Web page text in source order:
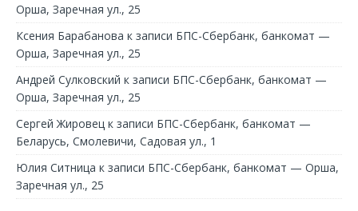
Орша, Заречная ул., 25
Ксения Барабанова к записи БПС-Сбербанк, банкомат —
Орша, Заречная ул., 25
Андрей Сулковский к записи БПС-Сбербанк, банкомат —
Орша, Заречная ул., 25
Сергей Жировец к записи БПС-Сбербанк, банкомат —
Беларусь, Смолевичи, Садовая ул., 1
Юлия Ситница к записи БПС-Сбербанк, банкомат — Орша,
Заречная ул., 25